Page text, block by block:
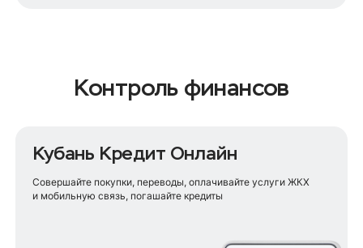
Контроль финансов
Кубань Кредит Онлайн
Совершайте покупки, переводы, оплачивайте услуги ЖКХ
и мобильную связь, погашайте кредиты